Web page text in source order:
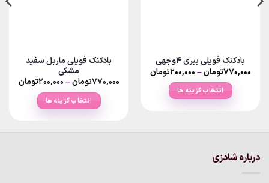
بادکنک فویلی ببری ۴وجهی
۷۷۰,۰۰۰تومان–۲۰۰,۰۰۰تومانPrice
۲۰۰,۰۰۰تومان انتخاب گزینه ها
بادکنک فویلی ماربل سفید
مشکی
۷۷۰,۰۰۰تومان–۲۰۰,۰۰۰تومان
انتخاب گزینه ها
درباره شادزی